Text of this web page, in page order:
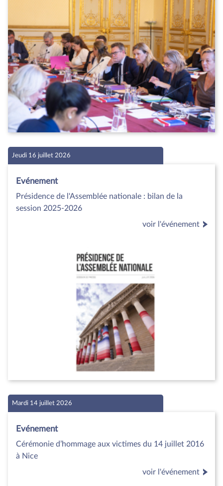
Jeudi 16 juillet 2026
Evénement
Présidence de l'Assemblée nationale : bilan de la
session 2025-2026
voir l'événement
Mardi 14 juillet 2026
Evénement
Cérémonie d’hommage aux victimes du 14 juillet 2016
à Nice
voir l'événement